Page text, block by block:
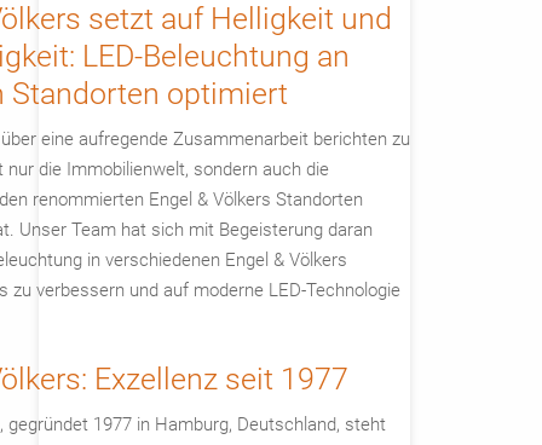
setzt auf Helligkeit und
LED-Beleuchtung an
Standorten optimiert
eine aufregende Zusammenarbeit berichten zu
nur die Immobilienwelt, sondern auch die
renommierten Engel & Völkers Standorten
Unser Team hat sich mit Begeisterung daran
in verschiedenen Engel & Völkers
zu verbessern und auf moderne LED-Technologie
Exzellenz seit 1977
gegründet 1977 in Hamburg, Deutschland, steht